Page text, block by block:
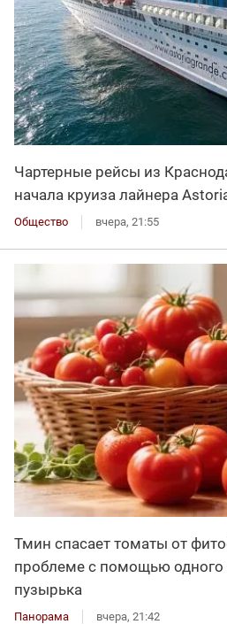
Чартерные рейсы из
начала круиза лайнера
Общество вчера, 21:55
Тмин спасает томаты от
проблеме с помощью одного
пузырька
Панорама вчера, 21:42